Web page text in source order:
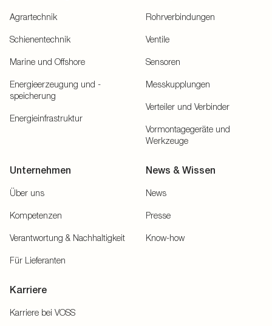
Agrartechnik
Schienentechnik
Marine und Offshore
Energieerzeugung und -
speicherung
Energieinfrastruktur
Rohrverbindungen
Ventile
Sensoren
Messkupplungen
Verteiler und Verbinder
Vormontagegeräte und
Werkzeuge
Unternehmen
Über uns
Kompetenzen
Verantwortung & Nachhaltigkeit
Für Lieferanten
News & Wissen
News
Presse
Know-how
Karriere
Karriere bei VOSS